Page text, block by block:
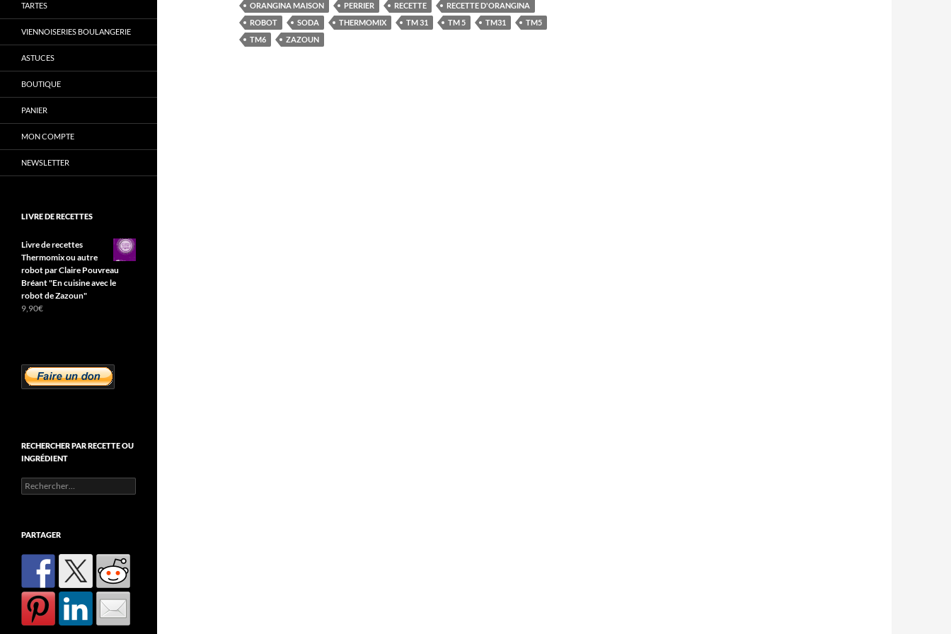
ORANGINA MAISON
PERRIER RECETTE
RECETTE D'ORANGINA
ROBOT
SODA THERMOMIX TM 31 TM 5 TM31
TM5
TM6
ZAZOUN
TARTES
VIENNOISERIES BOULANGERIE
ASTUCES
BOUTIQUE
PANIER
MON COMPTE
NEWSLETTER
LIVRE DE RECETTES
Livre de recettes
Thermomix ou autre
robot par Claire Pouvreau
Bréant "En cuisine avec le
robot de Zazoun"
9,90€
RECHERCHER PAR RECETTE OU
INGRÉDIENT
Rechercher :
PARTAGER